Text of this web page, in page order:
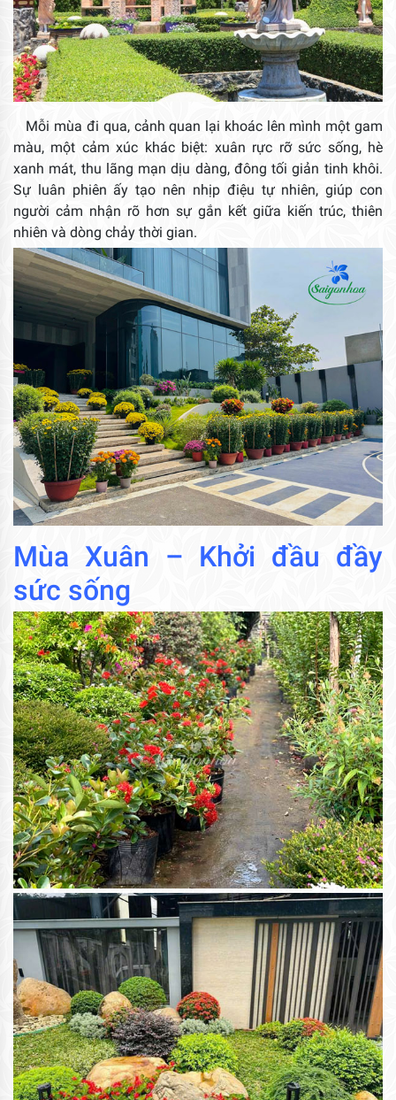
Mỗi mùa đi qua, cảnh quan lại khoác lên mình một gam
màu, một cảm xúc khác biệt: xuân rực rỡ sức sống, hè
xanh mát, thu lãng mạn dịu dàng, đông tối giản tinh khôi.
Sự luân phiên ấy tạo nên nhịp điệu tự nhiên, giúp con
người cảm nhận rõ hơn sự gắn kết giữa kiến trúc, thiên
nhiên và dòng chảy thời gian.
Mùa Xuân – Khởi đầu đầy
sức sống